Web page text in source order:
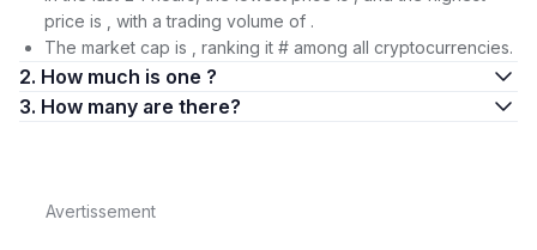
price is , with a trading volume of .
The market cap is , ranking it # among all cryptocurrencies.
2. How much is one ?
3. How many are there?
Avertissement